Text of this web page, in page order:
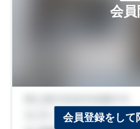
会
会員登録をして